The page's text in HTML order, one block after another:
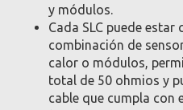
y módulos.
Cada SLC puede
combinación de
calor o módulos,
total de 50 ohmios y
cable que cumpla con